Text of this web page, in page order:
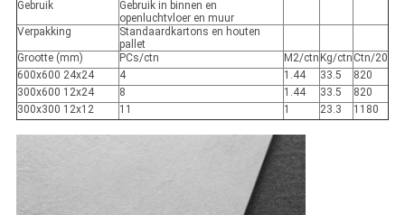
Gebruik
Gebruik in binnen en
openluchtvloer en muur
Verpakking
Standaardkartons en houten
pallet
Grootte (mm)
PCs/ctn M2/ctn Kg/ctn Ctn/20
600x600 24x24
4 1.44 33.5
820
300x600 12x24
8 1.44 33.5
820
300x300 12x12
11 1 23.3 1180